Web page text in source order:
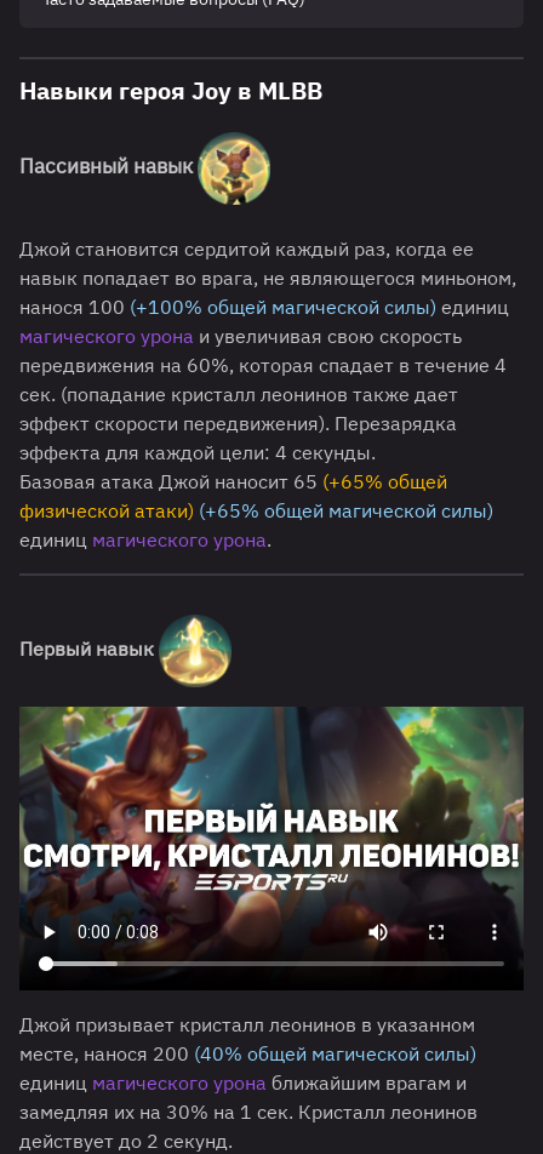
Навыки героя Joy в MLBB
Пассивный навык
Джой становится сердитой каждый раз, когда ее
навык попадает во врага, не являющегося миньоном,
нанося 100 (+100% общей магической силы) единиц
магического урона и увеличивая свою скорость
передвижения на 60%, которая спадает в течение 4
сек. (попадание кристалл леонинов также дает
эффект скорости передвижения). Перезарядка
эффекта для каждой цели: 4 секунды.
Базовая атака Джой наносит 65 (+65% общей
физической атаки) (+65% общей магической силы)
единиц магического урона.
Первый навык
Джой призывает кристалл леонинов в указанном
месте, нанося 200 (40% общей магической силы)
единиц магического урона ближайшим врагам и
замедляя их на 30% на 1 сек. Кристалл леонинов
действует до 2 секунд.